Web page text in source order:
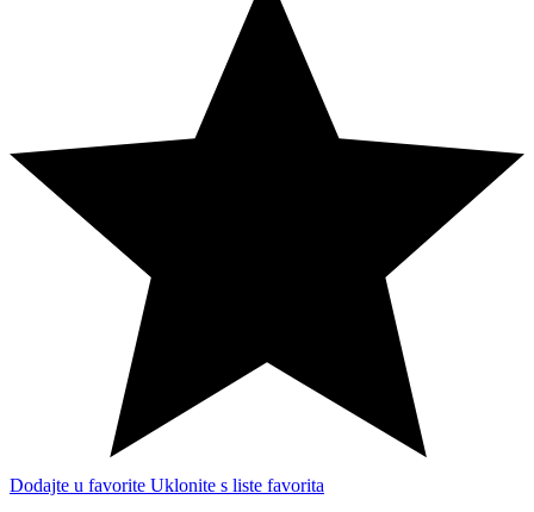
Dodajte u favorite Uklonite s liste favorita